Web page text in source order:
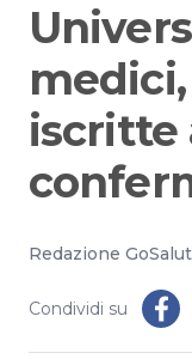
iscritte
Redazione
Condividi su